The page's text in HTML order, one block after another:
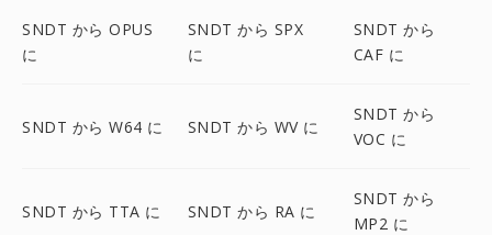
SNDT から OPUS
に
SNDT から SPX
に
SNDT から
CAF に
SNDT から W64 に SNDT から WV に
SNDT から
VOC に
SNDT から TTA に SNDT から RA に
SNDT から
MP2 に